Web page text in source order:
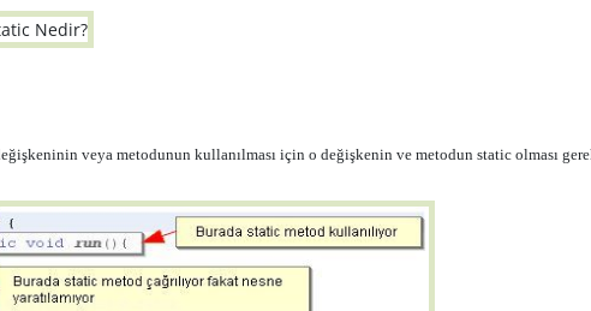
veya metodunun kullanılması için o değişkenin ve metodun static olması